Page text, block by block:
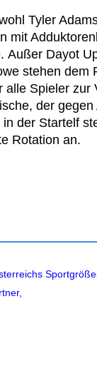
Tyler
mit
Außer Dayot
stehen dem
alle Spieler zur
der
der Startelf
Rotation an.